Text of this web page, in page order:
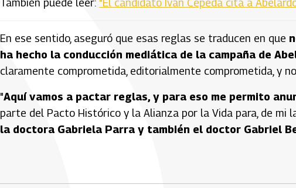
También puede leer: "El candidato Iván Cepeda cita a
En ese sentido, aseguró que esas reglas se traducen en que
ha hecho la conducción mediática de la campaña de
claramente comprometida, editorialmente comprometida, y
"Aquí vamos a pactar reglas, y para eso me permito
parte del Pacto Histórico y la Alianza por la Vida para, de mi
la doctora Gabriela Parra y también el doctor Gabriel